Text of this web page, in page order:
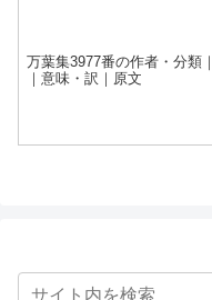
万葉集3977番の作者・分類
｜意味・訳｜原文